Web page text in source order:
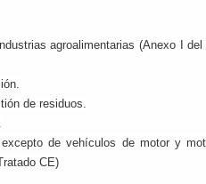
agroalimentarias (Anexo I
de residuos.
de vehículos de motor y
CE)